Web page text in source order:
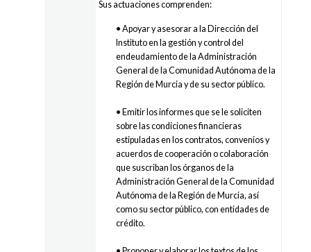
Sus actuaciones comprenden:
• Apoyar y asesorar a la Dirección del
Instituto en la gestión y control del
endeudamiento de la Administración
General de la Comunidad Autónoma de la
Región de Murcia y de su sector público.
• Emitir los informes que se le soliciten
sobre las condiciones financieras
estipuladas en los contratos, convenios y
acuerdos de cooperación o colaboración
que suscriban los órganos de la
Administración General de la Comunidad
Autónoma de la Región de Murcia, así
como su sector público, con entidades de
crédito.